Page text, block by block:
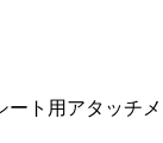
ト用アタッチメ